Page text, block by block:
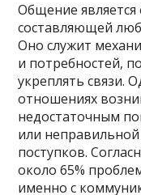
Общение
составляющей
Оно служит
и потребностей,
укреплять связи.
отношениях
недостаточным
или
поступков.
около 65%
именно с